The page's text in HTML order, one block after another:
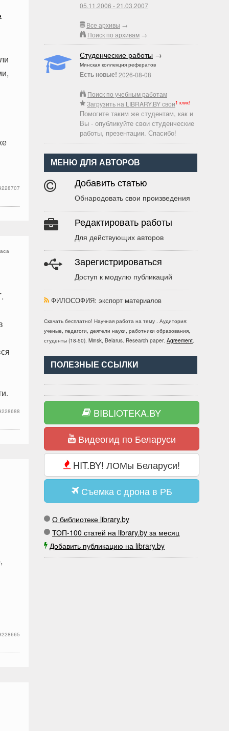
05.11.2006 - 21.03.2007
Все архивы →
Поиск по архивам →
Студенческие работы →
Минская коллекция рефератов
Есть новые! 2026-08-08
Поиск по учебным работам
Загрузить на LIBRARY.BY свои1 клик!
Помогите таким же студентам, как и
Вы - опубликуйте свои студенческие
работы, презентации. Спасибо!
МЕНЮ ДЛЯ АВТОРОВ
Добавить статью
Обнародовать свои произведения
Редактировать работы
Для действующих авторов
Зарегистрироваться
Доступ к модулю публикаций
ФИЛОСОФИЯ: экспорт материалов
Скачать бесплатно! Научная работа на тему . Аудитория:
ученые, педагоги, деятели науки, работники образования,
студенты (18-50). Minsk, Belarus. Research paper. Agreement.
ПОЛЕЗНЫЕ ССЫЛКИ
BIBLIOTEKA.BY
Видеогид по Беларуси
HIT.BY! ЛОМы Беларуси!
Съемка с дрона в РБ
О библиотеке library.by
ТОП-100 статей на library.by за месяц
Добавить публикацию на library.by